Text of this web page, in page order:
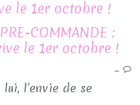
le 1er octobre !
…
l’envie de se